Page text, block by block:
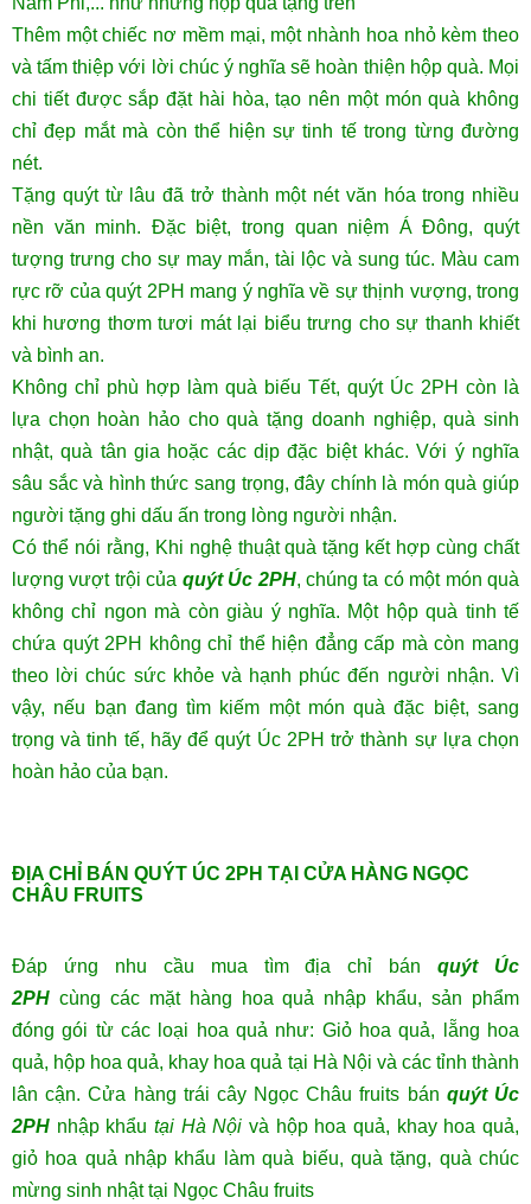
Thêm một chiếc nơ mềm mại, một nhành hoa nhỏ kèm theo
và tấm thiệp với lời chúc ý nghĩa sẽ hoàn thiện hộp quà. Mọi
chi tiết được sắp đặt hài hòa, tạo nên một món quà không
chỉ đẹp mắt mà còn thể hiện sự tinh tế trong từng đường
nét.
Tặng quýt từ lâu đã trở thành một nét văn hóa trong nhiều
nền văn minh. Đặc biệt, trong quan niệm Á Đông, quýt
tượng trưng cho sự may mắn, tài lộc và sung túc. Màu cam
rực rỡ của quýt 2PH mang ý nghĩa về sự thịnh vượng, trong
khi hương thơm tươi mát lại biểu trưng cho sự thanh khiết
và bình an.
Không chỉ phù hợp làm quà biếu Tết, quýt Úc 2PH còn là
lựa chọn hoàn hảo cho quà tặng doanh nghiệp, quà sinh
nhật, quà tân gia hoặc các dịp đặc biệt khác. Với ý nghĩa
sâu sắc và hình thức sang trọng, đây chính là món quà giúp
người tặng ghi dấu ấn trong lòng người nhận.
Có thể nói rằng, Khi nghệ thuật quà tặng kết hợp cùng chất
lượng vượt trội của quýt Úc 2PH, chúng ta có một món quà
không chỉ ngon mà còn giàu ý nghĩa. Một hộp quà tinh tế
chứa quýt 2PH không chỉ thể hiện đẳng cấp mà còn mang
theo lời chúc sức khỏe và hạnh phúc đến người nhận. Vì
vậy, nếu bạn đang tìm kiếm một món quà đặc biệt, sang
trọng và tinh tế, hãy để quýt Úc 2PH trở thành sự lựa chọn
hoàn hảo của bạn.
ĐỊA CHỈ BÁN QUÝT ÚC 2PH TẠI CỬA HÀNG NGỌC
CHÂU FRUITS
Đáp ứng nhu cầu mua tìm địa chỉ bánquýt Úc
2PH cùng các mặt hàng hoa quả nhập khẩu, sản phẩm
đóng gói từ các loại hoa quả như: Giỏ hoa quả, lẵng hoa
quả, hộp hoa quả, khay hoa quả tại Hà Nội và các tỉnh thành
lân cận. Cửa hàng trái cây Ngọc Châu fruits bán quýt Úc
2PH nhập khẩu tại Hà Nộivà hộp hoa quả, khay hoa quả,
giỏ hoa quả nhập khẩu làm quà biếu, quà tặng, quà chúc
mừng sinh nhật tại Ngọc Châu fruits